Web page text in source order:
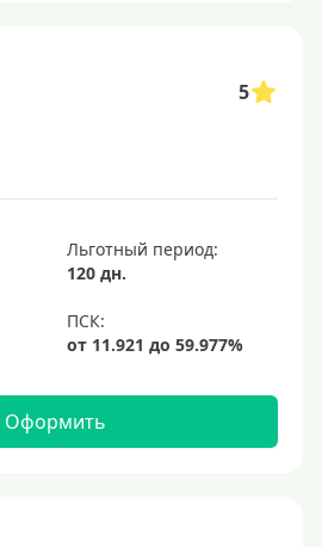
5
Льготный период:
120 дн.
Оформить